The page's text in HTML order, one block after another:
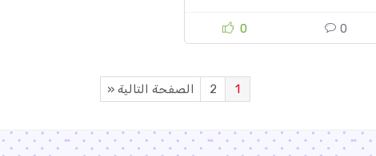
0 0
1
2 الصفحة التالية «